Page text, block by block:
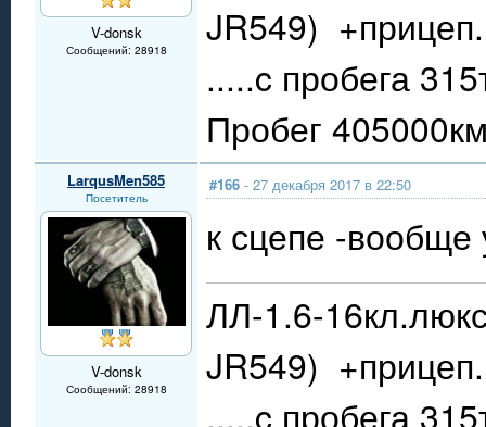
V-donsk
Сообщений: 28918
JR549) +прицеп.
.....c пробега
Пробег
LarqusMen585
Посетитель
V-donsk
Сообщений: 28918
#166 - 27 декабря 2017 в 22:50
к сцепе -вообще
ЛЛ-1.6-
JR549) +прицеп.
.....c пробега